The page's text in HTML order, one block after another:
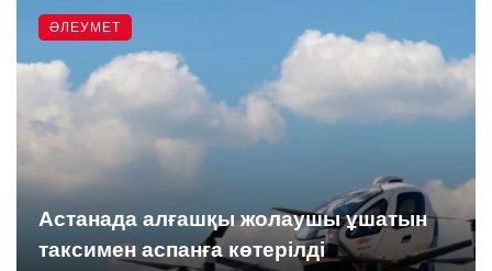
Астанада алғашқы жолаушы ұшатын
таксимен аспанға көтерілді
ӘЛЕУМЕТ